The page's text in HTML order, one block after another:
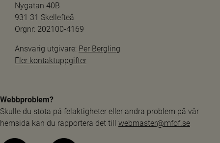
Nygatan 40B
931 31 Skellefteå
Orgnr: 202100-4169
Ansvarig utgivare: Per Bergling
Fler kontaktuppgifter
Webbproblem?
Skulle du stöta på felaktigheter eller andra problem på vår
hemsida kan du rapportera det till webmaster@mfof.se